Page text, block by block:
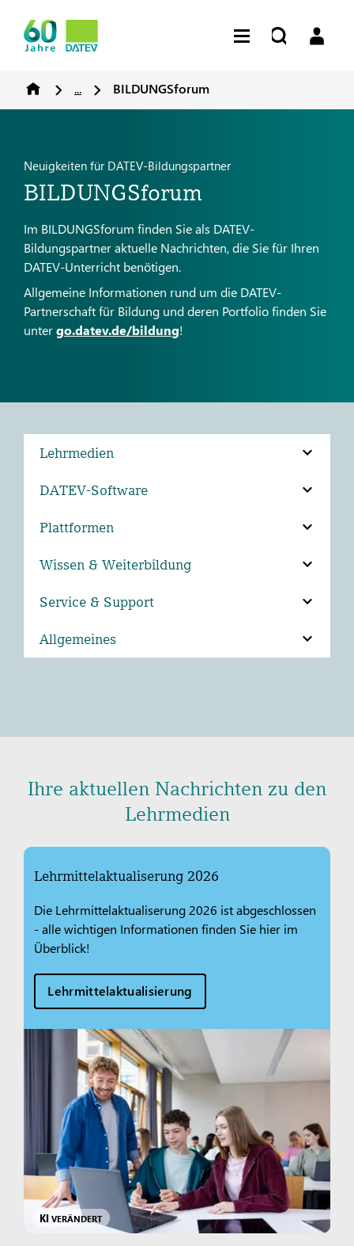
... BILDUNGSforum
Neuigkeiten für DATEV-Bildungspartner
BILDUNGSforum
Im BILDUNGSforum finden Sie als DATEV-
Bildungspartner aktuelle Nachrichten, die Sie für Ihren
DATEV-Unterricht benötigen.
Allgemeine Informationen rund um die DATEV-
Partnerschaft für Bildung und deren Portfolio finden Sie
untergo.datev.de/bildung!
Lehrmedien
DATEV-Software
Plattformen
Wissen & Weiterbildung
Service & Support
Allgemeines
Ihre aktuellen Nachrichten zu den
Lehrmedien
Lehrmittelaktualiserung 2026
Die Lehrmittelaktualiserung 2026 ist abgeschlossen
- alle wichtigen Informationen finden Sie hier im
Überblick!
Lehrmittelaktualisierung
KI VERÄNDERT